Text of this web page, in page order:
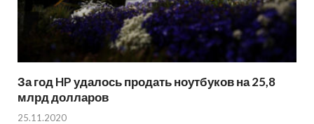
За год HP удалось продать ноутбуков на 25,8
млрд долларов
25.11.2020